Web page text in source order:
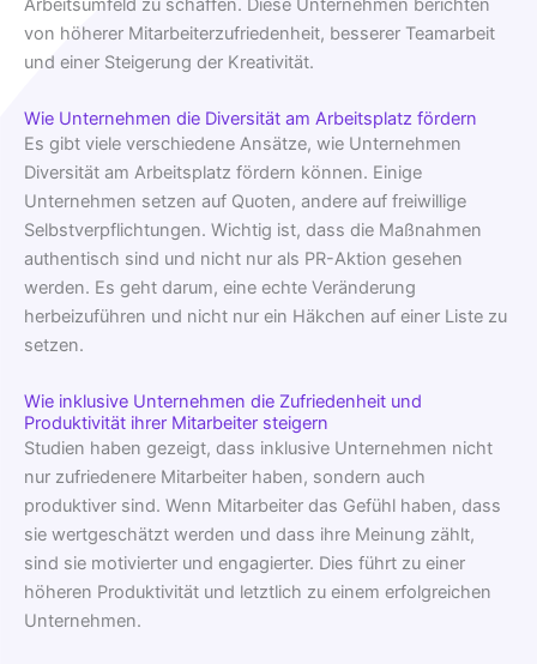
Arbeitsumfeld zu schaffen. Diese Unternehmen berichten
von höherer Mitarbeiterzufriedenheit, besserer Teamarbeit
und einer Steigerung der Kreativität.
Wie Unternehmen die Diversität am Arbeitsplatz fördern
Es gibt viele verschiedene Ansätze, wie Unternehmen
Diversität am Arbeitsplatz fördern können. Einige
Unternehmen setzen auf Quoten, andere auf freiwillige
Selbstverpflichtungen. Wichtig ist, dass die Maßnahmen
authentisch sind und nicht nur als PR-Aktion gesehen
werden. Es geht darum, eine echte Veränderung
herbeizuführen und nicht nur ein Häkchen auf einer Liste zu
setzen.
Wie inklusive Unternehmen die Zufriedenheit und
Produktivität ihrer Mitarbeiter steigern
Studien haben gezeigt, dass inklusive Unternehmen nicht
nur zufriedenere Mitarbeiter haben, sondern auch
produktiver sind. Wenn Mitarbeiter das Gefühl haben, dass
sie wertgeschätzt werden und dass ihre Meinung zählt,
sind sie motivierter und engagierter. Dies führt zu einer
höheren Produktivität und letztlich zu einem erfolgreichen
Unternehmen.